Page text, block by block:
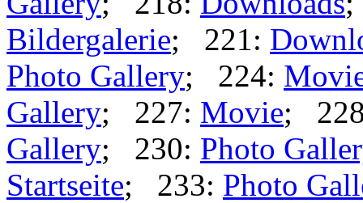
Bildergalerie; 221:
Photo Gallery; 224:
Gallery; 227: Movie;
Gallery; 230: Photo
Startseite; 233: Photo